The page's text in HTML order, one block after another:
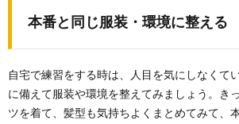
本番と同じ服装・環境に整える
自宅で練習をする時は、人目を気にしなくて
に備えて服装や環境を整えてみましょう。き
ツを着て、髪型も気持ちよくまとめてみて、